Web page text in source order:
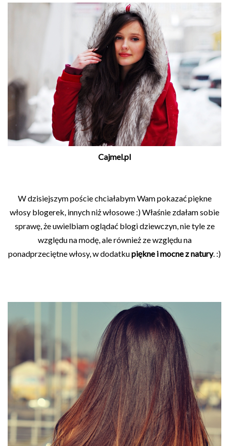
Cajmel.pl
W dzisiejszym poście chciałabym Wam pokazać piękne
włosy blogerek, innych niż włosowe :) Właśnie zdałam sobie
sprawę, że uwielbiam oglądać blogi dziewczyn, nie tyle ze
względu na modę, ale również ze względu na
ponadprzeciętne włosy, w dodatkupiękne i mocne z natury. :)